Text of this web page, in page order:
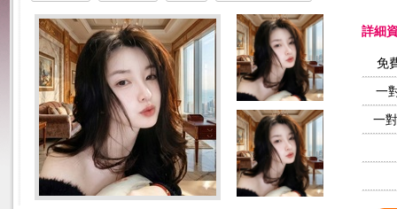
詳細
免
一
一